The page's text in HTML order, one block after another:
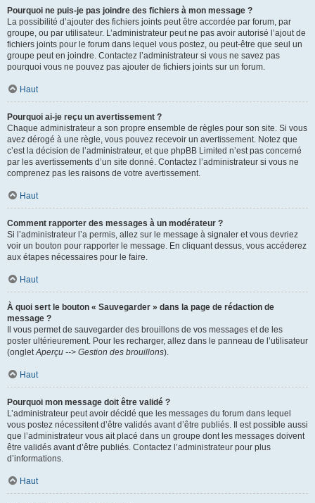
Pourquoi ne puis-je pas joindre des fichiers à mon message ?
La possibilité d’ajouter des fichiers joints peut être accordée par forum, par
groupe, ou par utilisateur. L’administrateur peut ne pas avoir autorisé l’ajout de
fichiers joints pour le forum dans lequel vous postez, ou peut-être que seul un
groupe peut en joindre. Contactez l’administrateur si vous ne savez pas
pourquoi vous ne pouvez pas ajouter de fichiers joints sur un forum.
Haut
Pourquoi ai-je reçu un avertissement ?
Chaque administrateur a son propre ensemble de règles pour son site. Si vous
avez dérogé à une règle, vous pouvez recevoir un avertissement. Notez que
c’est la décision de l’administrateur, et que phpBB Limited n’est pas concerné
par les avertissements d’un site donné. Contactez l’administrateur si vous ne
comprenez pas les raisons de votre avertissement.
Haut
Comment rapporter des messages à un modérateur ?
Si l’administrateur l’a permis, allez sur le message à signaler et vous devriez
voir un bouton pour rapporter le message. En cliquant dessus, vous accéderez
aux étapes nécessaires pour le faire.
Haut
À quoi sert le bouton « Sauvegarder » dans la page de rédaction de
message ?
Il vous permet de sauvegarder des brouillons de vos messages et de les
poster ultérieurement. Pour les recharger, allez dans le panneau de l’utilisateur
(ongletAperçu --> Gestion des brouillons).
Haut
Pourquoi mon message doit être validé ?
L’administrateur peut avoir décidé que les messages du forum dans lequel
vous postez nécessitent d’être validés avant d’être publiés. Il est possible aussi
que l’administrateur vous ait placé dans un groupe dont les messages doivent
être validés avant d’être publiés. Contactez l’administrateur pour plus
d’informations.
Haut